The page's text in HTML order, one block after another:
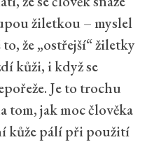
žiletkou – myslel
to, že „ostřejší“ žiletky
kůži, i když se
Je to trochu
tom, jak moc člověka
kůže pálí při použití